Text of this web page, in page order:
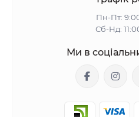
може призвести до
проблеми з роботою
Щоб перевірити газовий
Перевірте наявність
Пн-Пт:
Сб-Нд:
Ми в